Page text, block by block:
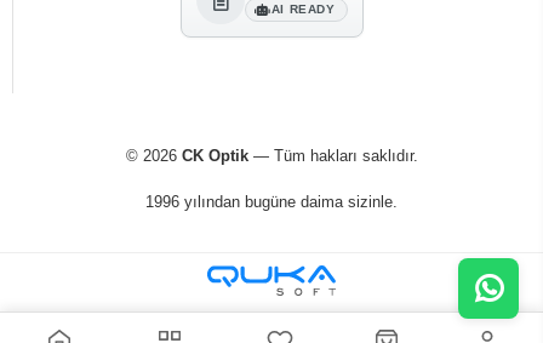
AI READY
© 2026 CK Optik— Tüm hakları saklıdır.
1996 yılından bugüne daima sizinle.